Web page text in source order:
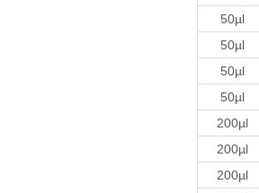
50µl
50µl
50µl
50µl
200µl
200µl
200µl